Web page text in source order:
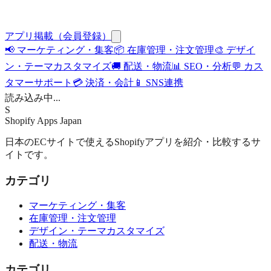
アプリ掲載（会員登録）
📢 マーケティング・集客📦 在庫管理・注文管理🎨 デザイ
ン・テーマカスタマイズ🚚 配送・物流📊 SEO・分析💬 カス
タマーサポート 💳 決済・会計 📱
SNS連携
読み込み中...
S
Shopify Apps Japan
日本のECサイトで使えるShopifyアプリを紹介・比較するサ
イトです。
カテゴリ
マーケティング・集客
在庫管理・注文管理
デザイン・テーマカスタマイズ
配送・物流